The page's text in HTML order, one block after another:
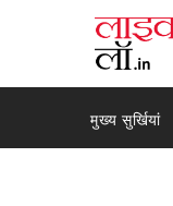
मुख्य सुर्खियां